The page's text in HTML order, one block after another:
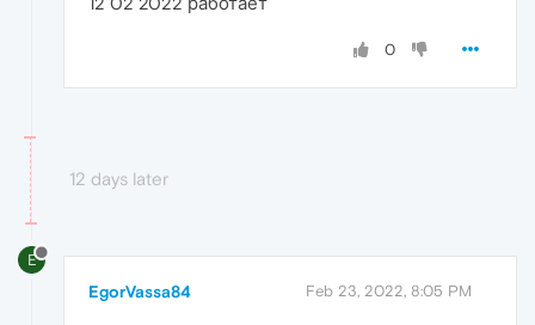
0
12 days later
E
EgorVassa84 Feb 23, 2022, 8:05 PM